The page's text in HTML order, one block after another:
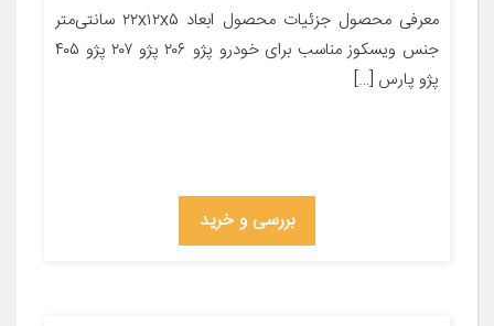
معرفی محصول جزئیات محصول ابعاد ۲۲x۱۲x۵ سانتی‌متر
جنس ویسکوز مناسب برای خودرو پژو ۲۰۶ پژو ۲۰۷ پژو ۴۰۵
پژو پارس […]
بررسی و خرید